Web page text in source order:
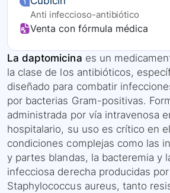
Anti infeccioso-antibiótico
Venta con fórmula médica
La daptomicina es un
la clase de los antibióticos,
diseñado para combatir
por bacterias Gram-positivas.
administrada por vía intravenosa
hospitalario, su uso es crítico en
condiciones complejas como las
y partes blandas, la bacteremia y
infecciosa derecha producidas
Staphylococcus aureus, tanto